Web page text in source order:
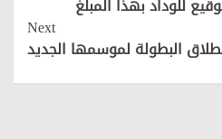
للوداد بهذا المبلغ
Next
البطولة لموسمها الجديد